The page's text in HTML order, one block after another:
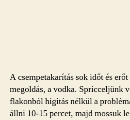
A csempetakarítás sok időt és
megoldás, a vodka. Spricceljünk
flakonból hígítás nélkül a
állni 10-15 percet, majd mossuk